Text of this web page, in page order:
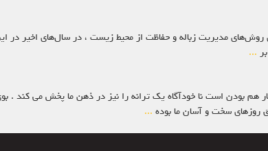
یکی از مهم‌ترین روش‌های مدیریت زباله و حفاظت از محیط زیست ، در سال‌های
...
کنار هم بودن است نا خودآگاه یک ترانه را نیز در ذهن ما پخش می کند
روزهای سخت و آسان ما بوده ...